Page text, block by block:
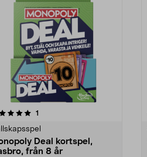
1
Deal kortspel,
från 8 år
4.5 av 5 stjärnor